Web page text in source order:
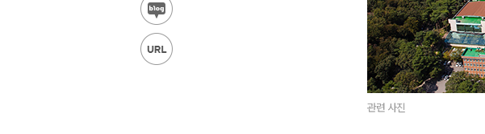
관련 사진